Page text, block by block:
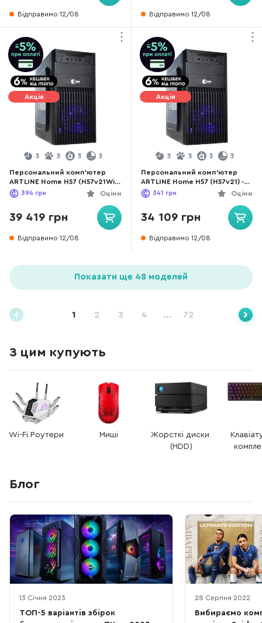
Відправимо 12/08 Відправимо 12/08
Акція
3 3 3 3
Персональний комп'ютер
ARTLINE Home H57 (H57v21Win)
- Intel Core i5 i5-12400F / 16 ГБ
DDR4 / HDD + SSD 1 ТБ + 240
ГБ / Nvidia / GeForce GT 1030,
2 ГБ / Intel H610 / 500 Вт
Оціни
394 грн
39 419 грн
Відправимо 12/08
Акція
3 3 3 3
Персональний комп'ютер
ARTLINE Home H57 (H57v21) -
Intel Core i5 i5-12400F / 16 ГБ
DDR4 / HDD + SSD 1 ТБ + 240
ГБ / Nvidia / GeForce GT 1030,
2 ГБ / Intel H610 / 500 Вт
Оціни
341 грн
34 109 грн
Відправимо 12/08
Показати ще 48 моделей
1 2 3 4 ... 72
З цим купують
Wi-Fi Роутери Миші
Жорсткі диски
(HDD)
Блог
13 Січня 2023
ТОП-5 варіантів збірок
28 Серпня 2022
Вибираємо